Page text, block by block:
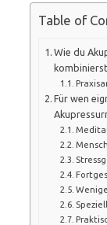
Table of
Wie du
kombinierst
Für wen